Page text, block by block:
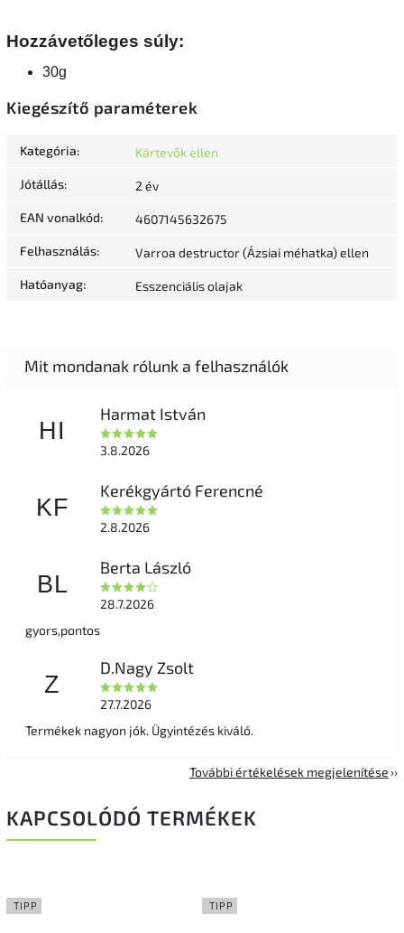
Hozzávetőleges súly:
30g
Kiegészítő paraméterek
Kategória: Kártevők ellen
Jótállás: 2 év
EAN vonalkód: 4607145632675
Felhasználás: Varroa destructor (Ázsiai méhatka) ellen
Hatóanyag: Esszenciális olajak
HI
Harmat István
3.8.2026
KF
Kerékgyártó Ferencné
2.8.2026
BL
Berta László
28.7.2026
gyors,pontos
Z
D.Nagy Zsolt
27.7.2026
Termékek nagyon jók. Ügyintézés kiváló.
További értékelések megjelenítése
KAPCSOLÓDÓ TERMÉKEK
TIPP TIPP